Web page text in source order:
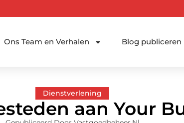
Ons Team en Verhalen Blog publiceren
Dienstverlening
aan Your